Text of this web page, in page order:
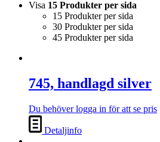
Visa 15 Produkter per sida
15 Produkter per sida
30 Produkter per sida
45 Produkter per sida
745, handlagd silver
Du behöver logga in för att se pris
Detaljinfo